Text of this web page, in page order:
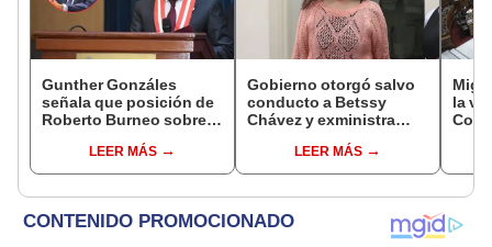
Gunther Gonzáles
señala que posición de
Roberto Burneo sobre
Aliaga no representan al
JNE
LEER MÁS
Gobierno otorgó salvo
conducto a Betssy
Chávez y exministra
madrugadaLEER MÁS
la